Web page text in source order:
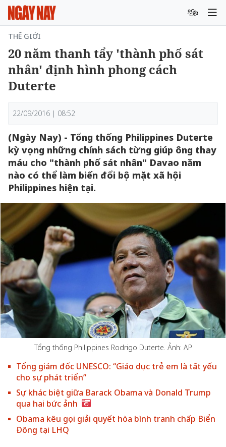
THẾ GIỚI
20 năm thanh tẩy 'thành phố sát
nhân' định hình phong cách
Duterte
22/09/2016 | 08:52
(Ngày Nay) - Tổng thống Philippines Duterte
kỳ vọng những chính sách từng giúp ông thay
máu cho "thành phố sát nhân" Davao năm
nào có thể làm biến đổi bộ mặt xã hội
Philippines hiện tại.
Tổng thống Philippines Rodrigo Duterte. Ảnh: AP
Tổng giám đốc UNESCO: “Giáo dục trẻ em là tất yếu
cho sự phát triển”
Sự khác biệt giữa Barack Obama và Donald Trump
qua hai bức ảnh
Obama kêu gọi giải quyết hòa bình tranh chấp Biển
Đông tại LHQ